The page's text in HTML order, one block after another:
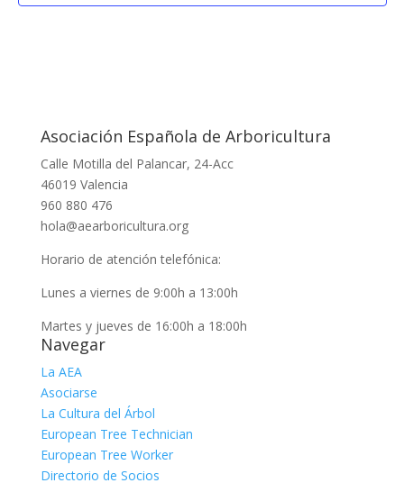
Asociación Española de Arboricultura
Calle Motilla del Palancar, 24-Acc
46019 Valencia
960 880 476
hola@aearboricultura.org
Horario de atención telefónica:
Lunes a viernes de 9:00h a 13:00h
Martes y jueves de 16:00h a 18:00h
Navegar
La AEA
Asociarse
La Cultura del Árbol
European Tree Technician
European Tree Worker
Directorio de Socios